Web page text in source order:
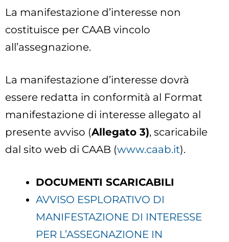
La manifestazione d’interesse non
costituisce per CAAB vincolo
all’assegnazione.
La manifestazione d’interesse dovrà
essere redatta in conformità al Format
manifestazione di interesse allegato al
presente avviso (Allegato 3), scaricabile
dal sito web di CAAB (www.caab.it).
DOCUMENTI SCARICABILI
AVVISO ESPLORATIVO DI
MANIFESTAZIONE DI INTERESSE
PER L’ASSEGNAZIONE IN